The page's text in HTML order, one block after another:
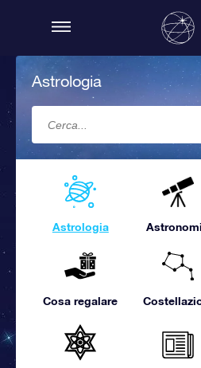
Astrologia
Astrologia
Cosa regalare